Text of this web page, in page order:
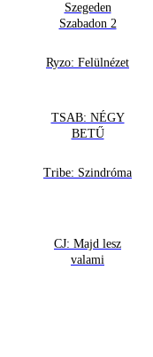
Szegeden
Szabadon 2
Ryzo: Felülnézet
TSAB: NÉGY
BETŰ
Tribe: Szindróma
CJ: Majd lesz
valami